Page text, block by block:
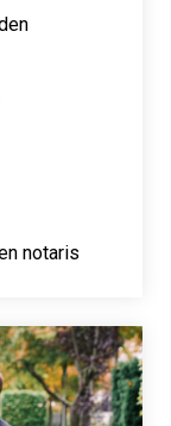
notaris